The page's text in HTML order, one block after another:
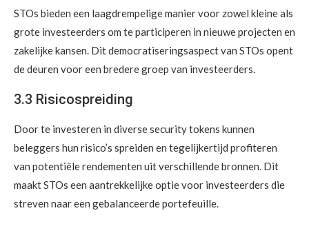
STOs bieden een laagdrempelige manier voor zowel kleine als
grote investeerders om te participeren in nieuwe projecten en
zakelijke kansen. Dit democratiseringsaspect van STOs opent
de deuren voor een bredere groep van investeerders.
3.3 Risicospreiding
Door te investeren in diverse security tokens kunnen
beleggers hun risico’s spreiden en tegelijkertijd profiteren
van potentiële rendementen uit verschillende bronnen. Dit
maakt STOs een aantrekkelijke optie voor investeerders die
streven naar een gebalanceerde portefeuille.